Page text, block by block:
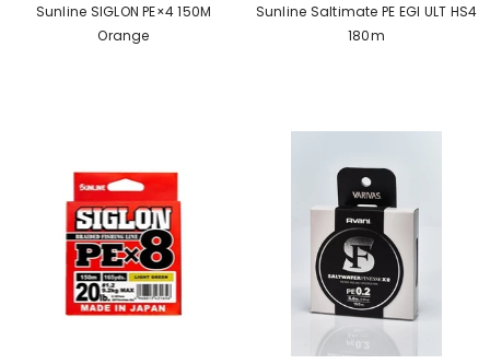
Sunline SIGLON PE×4 150M
Orange
Sunline Saltimate PE EGI ULT HS4
180m